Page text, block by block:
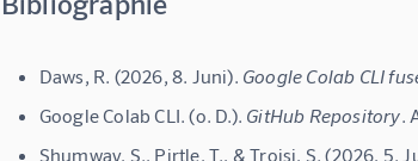
Daws, R. (2026, 8. Juni). Google Colab CLI
Google Colab CLI. (o. D.). GitHub Repository
Shumway, S., Pirtle, T., & Troisi, S. (2026, 5.